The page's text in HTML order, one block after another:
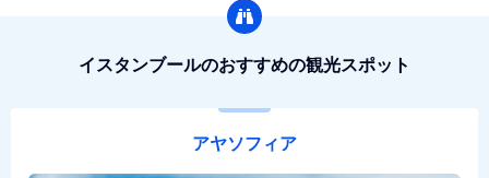
イスタンブールのおすすめの観光スポット
アヤソフィア